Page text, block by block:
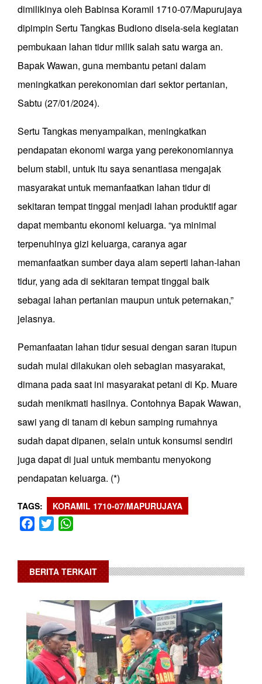
dimilikinya oleh Babinsa Koramil 1710-07/Mapurujaya
dipimpin Sertu Tangkas Budiono disela-sela kegiatan
pembukaan lahan tidur milik salah satu warga an.
Bapak Wawan, guna membantu petani dalam
meningkatkan perekonomian dari sektor pertanian,
Sabtu (27/01/2024).
Sertu Tangkas menyampaikan, meningkatkan
pendapatan ekonomi warga yang perekonomiannya
belum stabil, untuk itu saya senantiasa mengajak
masyarakat untuk memanfaatkan lahan tidur di
sekitaran tempat tinggal menjadi lahan produktif agar
dapat membantu ekonomi keluarga. “ya minimal
terpenuhinya gizi keluarga, caranya agar
memanfaatkan sumber daya alam seperti lahan-lahan
tidur, yang ada di sekitaran tempat tinggal baik
sebagai lahan pertanian maupun untuk peternakan,”
jelasnya.
Pemanfaatan lahan tidur sesuai dengan saran itupun
sudah mulai dilakukan oleh sebagian masyarakat,
dimana pada saat ini masyarakat petani di Kp. Muare
sudah menikmati hasilnya. Contohnya Bapak Wawan,
sawi yang di tanam di kebun samping rumahnya
sudah dapat dipanen, selain untuk konsumsi sendiri
juga dapat di jual untuk membantu menyokong
pendapatan keluarga. (*)
TAGS KORAMIL 1710-07/MAPURUJAYA
Facebook
Twitter
BERITA TERKAIT